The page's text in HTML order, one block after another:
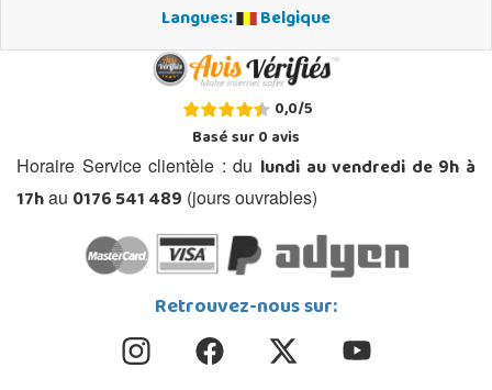
Langues: Belgique
0,0/5
Basé sur0avis
Horaire Service clientèle : du lundi au vendredi de 9h à
17hau 0176 541 489 (jours ouvrables)
Retrouvez-nous sur: